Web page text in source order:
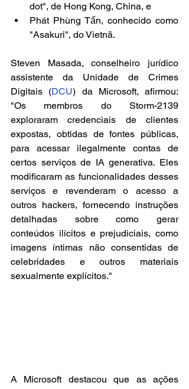
dot", de Hong Kong, China, e
Phát Phùng Tấn, conhecido como
"Asakuri", do Vietnã.
Steven Masada, conselheiro jurídico
assistente da Unidade de Crimes
Digitais (DCU) da Microsoft, afirmou:
"Os membros do Storm-2139
exploraram credenciais de clientes
expostas, obtidas de fontes públicas,
para acessar ilegalmente contas de
certos serviços de IA generativa. Eles
modificaram as funcionalidades desses
serviços e revenderam o acesso a
outros hackers, fornecendo instruções
detalhadas sobre como gerar
conteúdos ilícitos e prejudiciais, como
imagens íntimas não consentidas de
celebridades e outros materiais
sexualmente explícitos."
A Microsoft destacou que as ações